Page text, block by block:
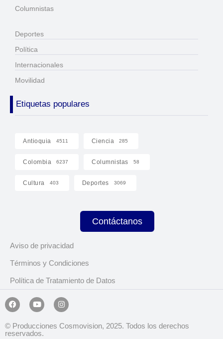
Columnistas
Deportes
Política
Internacionales
Movilidad
Etiquetas populares
Antioquia 4511 Ciencia 285
Colombia 6237 Columnistas 58
Cultura 403 Deportes 3069
Contáctanos
Aviso de privacidad
Términos y Condiciones
Política de Tratamiento de Datos
© Producciones Cosmovision, 2025. Todos los derechos
reservados.